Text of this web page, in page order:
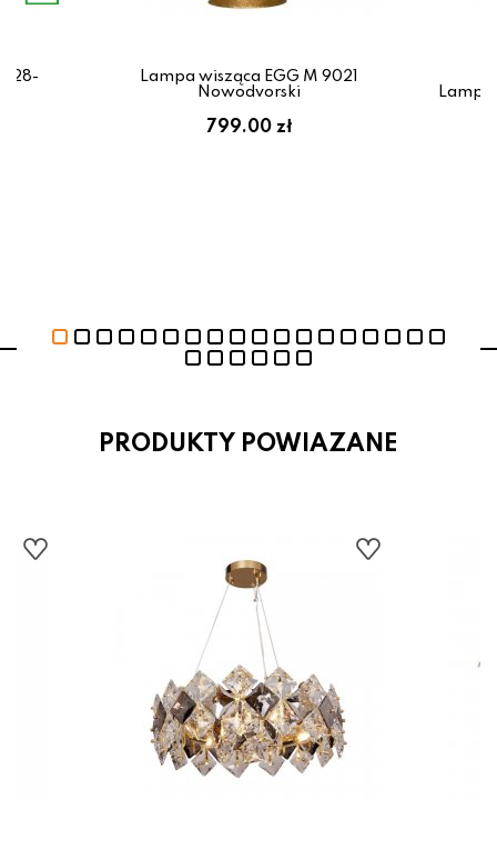
Lampa wisząca EGG M 9021
Nowodvorski
799.00 zł
PRODUKTY POWIAZANE